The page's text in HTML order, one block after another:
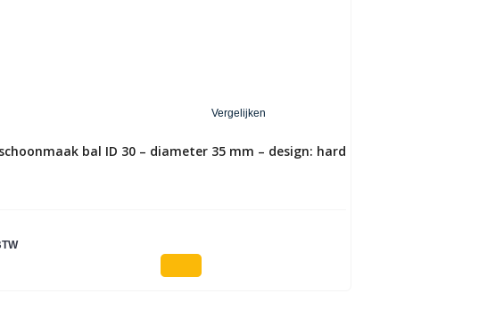
Vergelijken
bal ID 30 – diameter 35 mm – design: hard